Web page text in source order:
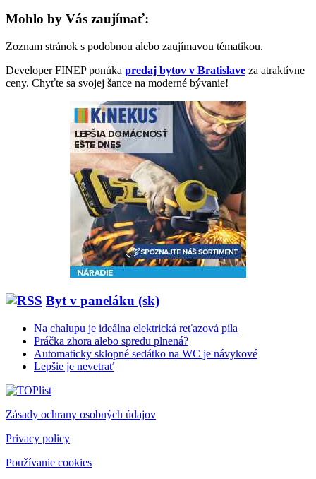
Mohlo by Vás zaujímať:
Zoznam stránok s podobnou alebo zaujímavou tématikou.
Developer FINEP ponúka predaj bytov v Bratislave za atraktívne
ceny. Chyťte sa svojej šance na moderné bývanie!
Byt v paneláku (sk)
Na chalupu je ideálna elektrická reťazová píla
Práčka zhora alebo spredu plnená?
Automaticky sklopné sedátko na WC je návykové
Lepšie je nevetrať
Zásady ochrany osobných údajov
Privacy policy
Používanie cookies